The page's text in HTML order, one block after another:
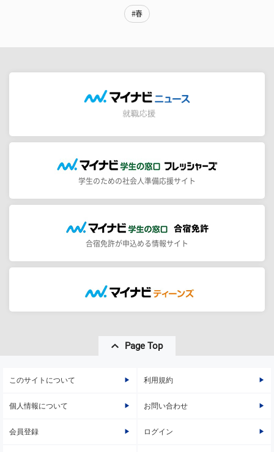
#春
学生のための社会人準備応援サイト
合宿免許が申込める情報サイト
Page Top
このサイトについて 利用規約
個人情報について お問い合わせ
会員登録 ログイン